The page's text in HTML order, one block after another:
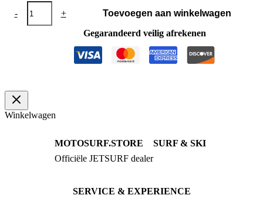
-
Maatbeker
100ml
siliconen
+
Toevoegen aan winkelwagen
Gegarandeerd veilig afrekenen
Winkelwagen
MOTOSURF.STORE
Officiële JETSURF dealer
SURF & SKI
JETSURF Boards
SERVICE & EXPERIENCE